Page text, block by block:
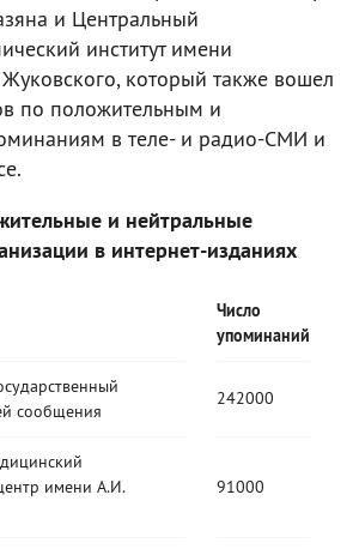
и Центральный
институт имени
который также вошел
по положительным и
в теле- и радио-СМИ и
и нейтральные
в интернет-изданиях
Число
упоминаний
сообщения
242000
имени А.И.
91000